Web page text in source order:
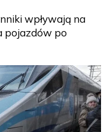
wpływają na
pojazdów po